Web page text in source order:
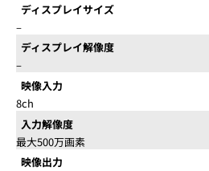
ディスプレイサイズ
–
ディスプレイ解像度
–
映像入力
8ch
入力解像度
最大500万画素
映像出力